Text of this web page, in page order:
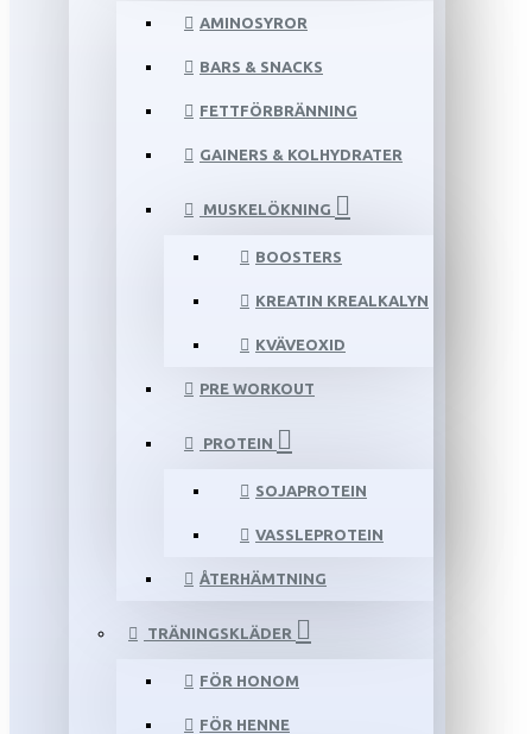
AMINOSYROR
BARS & SNACKS
FETTFÖRBRÄNNING
GAINERS & KOLHYDRATER
MUSKELÖKNING
BOOSTERS
KREATIN KREALKALYN
KVÄVEOXID
PRE WORKOUT
PROTEIN
SOJAPROTEIN
VASSLEPROTEIN
ÅTERHÄMTNING
TRÄNINGSKLÄDER
FÖR HONOM
FÖR HENNE